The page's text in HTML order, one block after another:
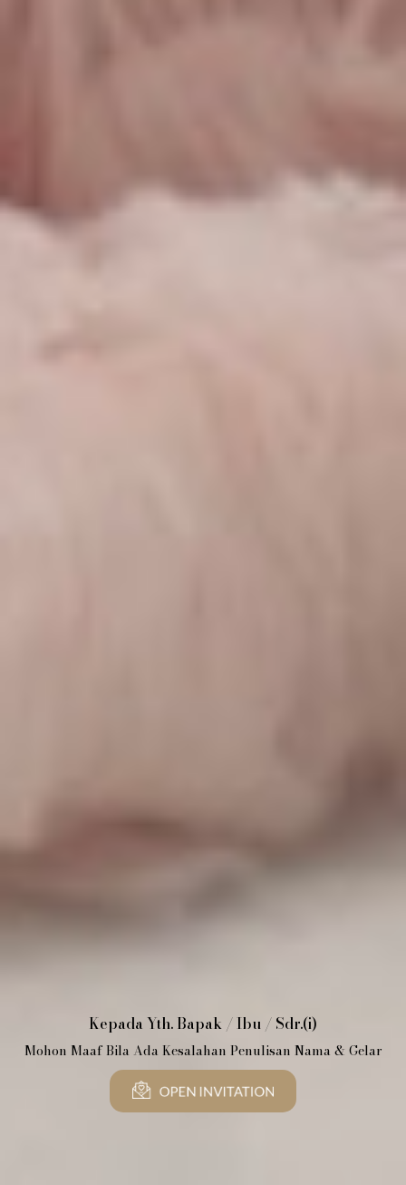
Kepada Yth. Bapak / Ibu / Sdr.(i)
Mohon Maaf Bila Ada Kesalahan Penulisan Nama & Gelar
The Wedding Of
Bery & Megumi
14 . 09 . 25